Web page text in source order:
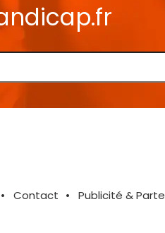
Contact Publicité &